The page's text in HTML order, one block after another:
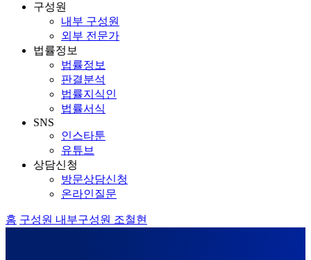
구성원
내부 구성원
외부 전문가
법률정보
법률정보
판결분석
법률지식인
법률서식
SNS
인스타툰
유튜브
상담신청
방문상담신청
온라인질문
홈 구성원 내부구성원 조철현